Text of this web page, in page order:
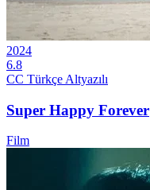
2024
6.8
CC Türkçe Altyazılı
Super Happy Forever
Film